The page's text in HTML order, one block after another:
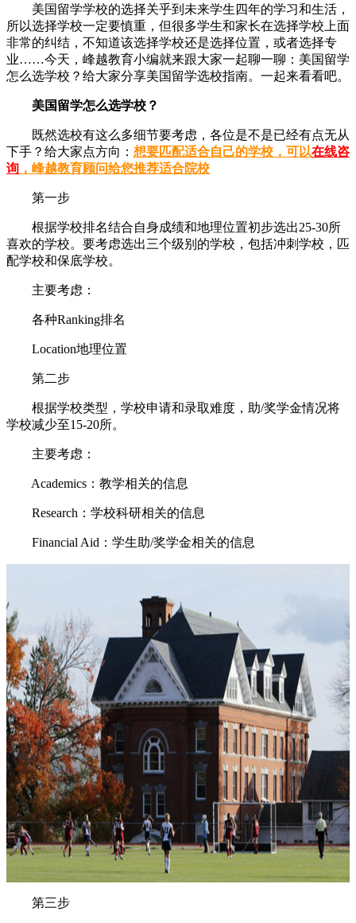
美国留学学校的选择关乎到未来学生四年的学习和生活，
所以选择学校一定要慎重，但很多学生和家长在选择学校上面
非常的纠结，不知道该选择学校还是选择位置，或者选择专
业……今天，峰越教育小编就来跟大家一起聊一聊：美国留学
怎么选学校？给大家分享美国留学选校指南。一起来看看吧。
美国留学怎么选学校？
既然选校有这么多细节要考虑，各位是不是已经有点无从
下手？给大家点方向： 想要匹配适合自己的学校，可以在线咨
询 ，峰越教育顾问给您推荐适合院校
第一步
根据学校排名结合自身成绩和地理位置初步选出25-30所
喜欢的学校。要考虑选出三个级别的学校，包括冲刺学校，匹
配学校和保底学校。
主要考虑：
各种Ranking排名
Location地理位置
第二步
根据学校类型，学校申请和录取难度，助/奖学金情况将
学校减少至15-20所。
主要考虑：
Academics：教学相关的信息
Research：学校科研相关的信息
Financial Aid：学生助/奖学金相关的信息
第三步